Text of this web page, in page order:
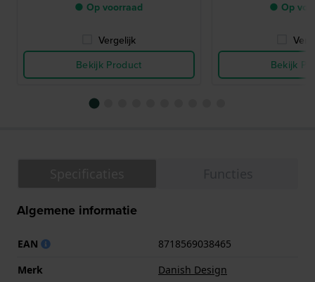
● Op voorraad
Vergelijk
Bekijk Product
● Op
Bekijk
Algemene informatie
EAN
8718569038465
Merk
Danish Design